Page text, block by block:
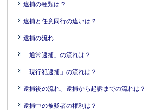
逮捕の種類は？
逮捕と任意同行の違いは？
逮捕の流れ
「通常逮捕」の流れは？
「現行犯逮捕」の流れは？
逮捕後の流れ、逮捕から起訴までの流れは？
逮捕中の被疑者の権利は？